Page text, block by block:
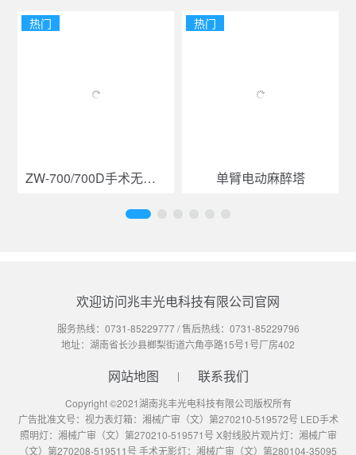
热门
ZW-700/700D手术无影灯
热门
单臂电动麻醉塔
欢迎访问兆丰光电科技有限公司官网
服务热线： 0731-85229777/ 售后热线： 0731-85229796
地址：湖南省长沙县榔梨街道六角亭路15号1号厂房402
网站地图 联系我们
Copyright ©2021湖南兆丰光电科技有限公司版权所有
广告批准文号：视力表灯箱：湘械广审（文）第270210-519572号 LED手术
照明灯：湘械广审（文）第270210-519571号 X射线胶片观片灯：湘械广审
（文）第270208-519511号 手术无影灯：湘械广审（文）第280104-35095